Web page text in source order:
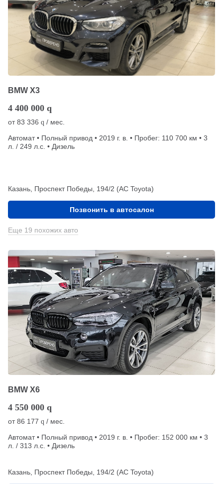
BMW X3
4 400 000 q
от83 336 q / мес.
Автомат • Полный привод • 2019 г. в. • Пробег: 110 700 км • 3
л. / 249 л.с. • Дизель
Казань, Проспект Победы, 194/2 (АС Toyota)
Позвонить в автосалон
Еще 19 похожих авто
BMW X6
4 550 000 q
от86 177 q / мес.
Автомат • Полный привод • 2019 г. в. • Пробег: 152 000 км • 3
л. / 313 л.с. • Дизель
Казань, Проспект Победы, 194/2 (АС Toyota)